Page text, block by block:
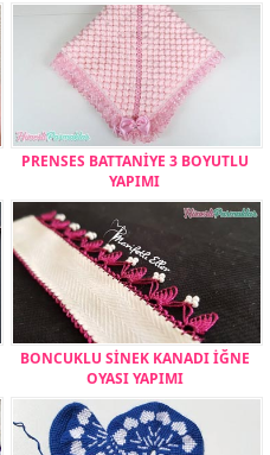
PRENSES BATTANİYE 3 BOYUTLU
YAPIMI
BONCUKLU SİNEK KANADI İĞNE
OYASI YAPIMI